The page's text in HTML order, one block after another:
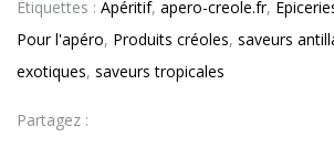
SAMAI
Étiquettes : Apéritif, apero-creole.fr,
Pour l'apéro, Produits créoles, saveurs
exotiques, saveurs tropicales
Partagez :